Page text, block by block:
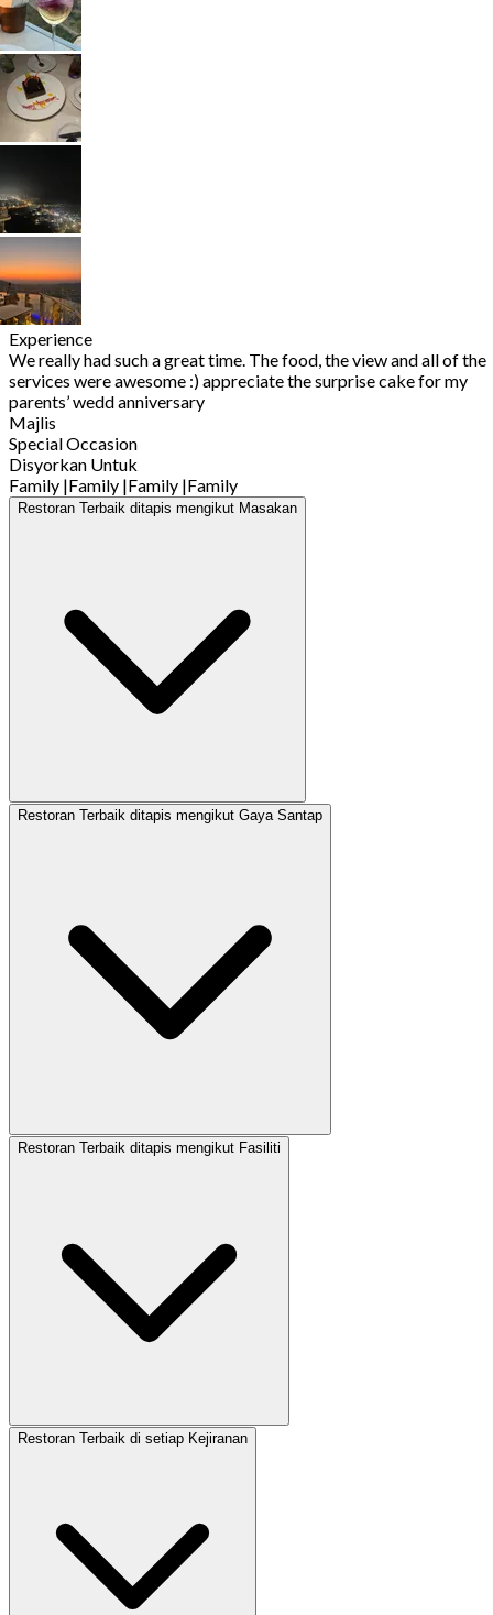
Experience
We really had such a great time. The food, the view and all of the
services were awesome :) appreciate the surprise cake for my
parents’ wedd anniversary
Majlis
Special Occasion
Disyorkan Untuk
Family |Family |Family |Family
Restoran Terbaik ditapis mengikut Masakan
Restoran Terbaik ditapis mengikut Gaya Santap
Restoran Terbaik ditapis mengikut Fasiliti
Restoran Terbaik di setiap Kejiranan